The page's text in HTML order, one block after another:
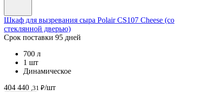
Шкаф для вызревания сыра Polair CS107 Cheese (со
стеклянной дверью)
Срок поставки 95 дней
700 л
1 шт
Динамическое
404 440 ,31 ₽/шт